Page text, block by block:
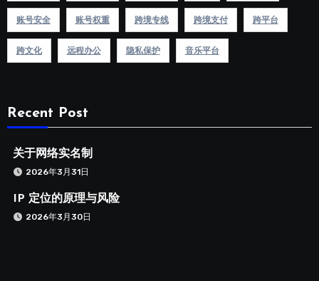
账号安全 账号权重 跨境专线 跨境支付 跨平台
跨文化 远程办公 隐私保护 音乐平台
Recent Post
关于网络实名制
2026年3月31日
IP 定位的原理与风险
2026年3月30日